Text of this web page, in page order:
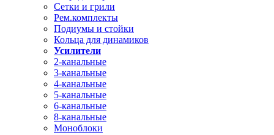
Сетки и грили
Рем.комплекты
Подиумы и стойки
Кольца для динамиков
Усилители
2-канальные
3-канальные
4-канальные
5-канальные
6-канальные
8-канальные
Моноблоки